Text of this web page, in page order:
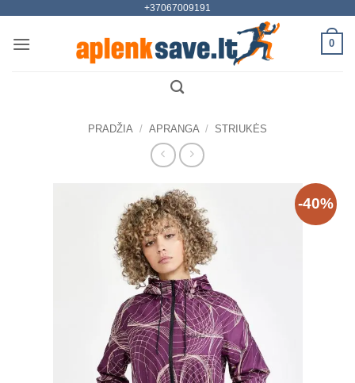
content
+37067009191
0
PRADŽIA / APRANGA / STRIUKĖS
-40%